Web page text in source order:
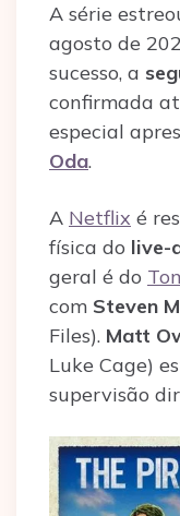
A série
agosto de
sucesso, a
confirmada
especial
Oda.
A Netflix é
física do live-
geral é do
com Steven
Files). Matt
Luke Cage)
supervisão